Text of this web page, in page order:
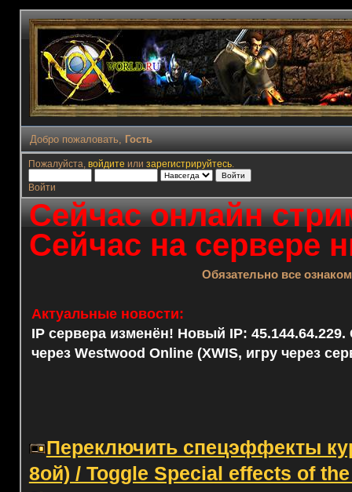
Добро пожаловать, Гость
Пожалуйста, войдите или зарегистрируйтесь.
Войти
Сейчас онлайн
Сейчас на сервере
Обязательно все
Актуальные новости:
IP сервера изменён! Новый IP: 45.144.64.229.
через Westwood Online (XWIS, игру через
Переключить спецэффекты
8ой) / Toggle Special effects of